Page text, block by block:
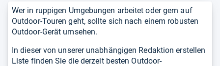
ein.
und
Wer in ruppigen Umgebungen arbeitet oder gern auf
Outdoor-Touren geht, sollte sich nach einem robusten
Outdoor-Gerät umsehen.
In dieser von unserer unabhängigen Redaktion erstellen
Liste finden Sie die derzeit besten Outdoor-